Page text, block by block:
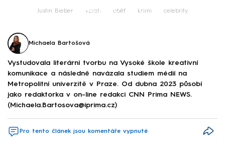
Failed to fetch
Justin Bieber vztah oběť krimi celebrity
Michaela Bartošová
Vystudovala literární tvorbu na Vysoké škole kreativní
komunikace a následně navázala studiem médií na
Metropolitní univerzitě v Praze. Od dubna 2023 působí
jako redaktorka v on-line redakci CNN Prima NEWS.
(Michaela.Bartosova@iprima.cz)
Pro tento článek jsou komentáře vypnuté